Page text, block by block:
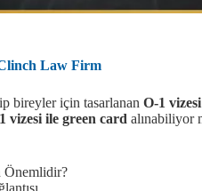
Clinch Law Firm
bireyler için tasarlanan O-1 vizesi
vizesi ile green card alınabiliyor
Önemlidir?